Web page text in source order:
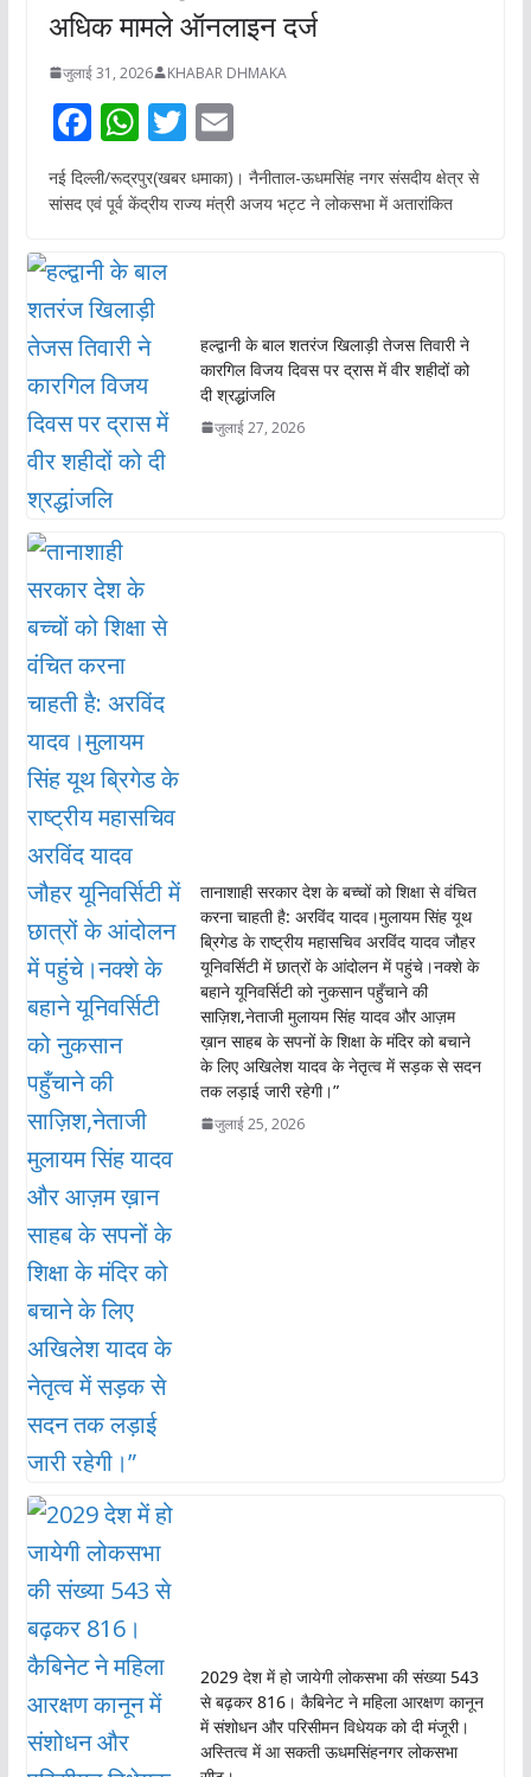
अधिक मामले ऑनलाइन दर्ज
जुलाई 31, 2026 KHABAR DHMAKA
F
ac
e
o
o
k
W
h
at
A
p
p
T
w
itt
E
m
ai
नई दिल्ली/रूद्रपुर(खबर धमाका)। नैनीताल-ऊधमसिंह नगर संसदीय क्षेत्र से
सांसद एवं पूर्व केंद्रीय राज्य मंत्री अजय भट्ट ने लोकसभा में अतारांकित
हल्द्वानी के बाल शतरंज खिलाड़ी तेजस तिवारी ने
कारगिल विजय दिवस पर द्रास में वीर शहीदों को
दी श्रद्धांजलि
जुलाई 27, 2026
तानाशाही सरकार देश के बच्चों को शिक्षा से वंचित
करना चाहती है: अरविंद यादव।मुलायम सिंह यूथ
ब्रिगेड के राष्ट्रीय महासचिव अरविंद यादव जौहर
यूनिवर्सिटी में छात्रों के आंदोलन में पहुंचे।नक्शे के
बहाने यूनिवर्सिटी को नुकसान पहुँचाने की
साज़िश,नेताजी मुलायम सिंह यादव और आज़म
ख़ान साहब के सपनों के शिक्षा के मंदिर को बचाने
के लिए अखिलेश यादव के नेतृत्व में सड़क से सदन
तक लड़ाई जारी रहेगी।”
जुलाई 25, 2026
2029 देश में हो जायेगी लोकसभा की संख्या 543
से बढ़कर 816। कैबिनेट ने महिला आरक्षण कानून
में संशोधन और परिसीमन विधेयक को दी मंजूरी।
अस्तित्व में आ सकती ऊधमसिंहनगर लोकसभा